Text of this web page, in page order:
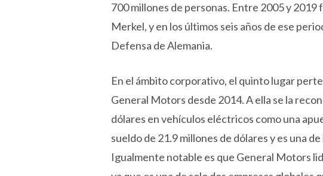
700 millones de personas. Entre 2005 y
Merkel, y en los últimos seis años de ese
Defensa de Alemania.
En el ámbito corporativo, el quinto lugar
General Motors desde 2014. A ella se la
dólares en vehículos eléctricos como una
sueldo de 21.9 millones de dólares y es una
Igualmente notable es que General Motors